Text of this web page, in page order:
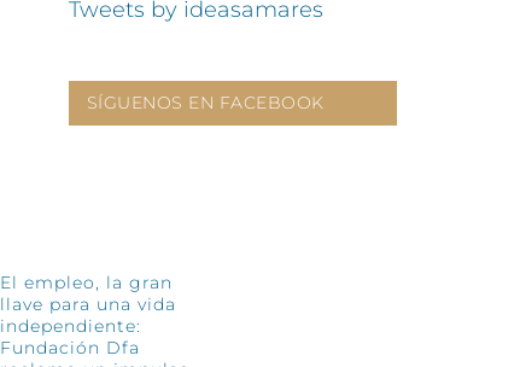
Tweets by ideasamares
SÍGUENOS EN FACEBOOK
El empleo, la gran
llave para una vida
independiente:
Fundación Dfa